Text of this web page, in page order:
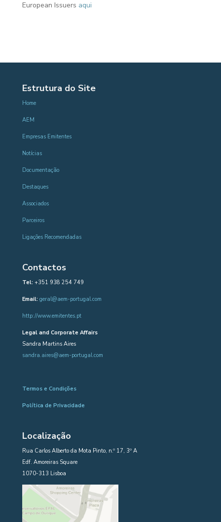
European Issuers aqui
Estrutura do Site
Home
AEM
Empresas Emitentes
Notícias
Documentação
Destaques
Associados
Parceiros
Ligações Recomendadas
Contactos
Tel:+351 938 254 749
Email: geral@aem-portugal.com
http://www.emitentes.pt
Legal and Corporate Affairs
Sandra Martins Aires
sandra.aires@aem-portugal.com
Termos e Condições
Política de Privacidade
Localização
Rua Carlos Alberto da Mota Pinto, n.º 17, 3º A
Edf. Amoreiras Square
1070-313 Lisboa